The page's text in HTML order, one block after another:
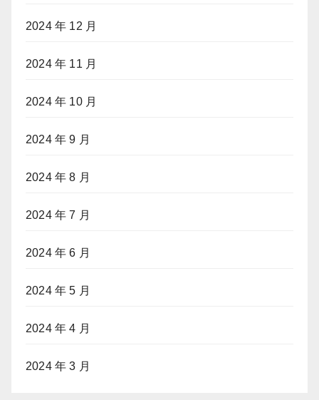
2024 年 12 月
2024 年 11 月
2024 年 10 月
2024 年 9 月
2024 年 8 月
2024 年 7 月
2024 年 6 月
2024 年 5 月
2024 年 4 月
2024 年 3 月